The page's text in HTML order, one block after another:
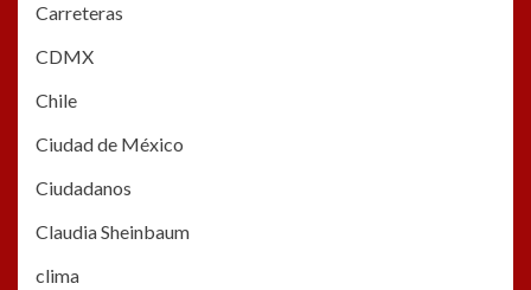
Carreteras
CDMX
Chile
Ciudad de México
Ciudadanos
Claudia Sheinbaum
clima